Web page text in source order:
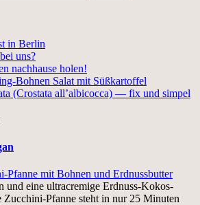
in Berlin
uns?
nachhause holen!
Bohnen Salat mit Süßkartoffel
(Crostata all’albicocca) — fix und simpel
Pfanne mit Bohnen und Erdnussbutter
und eine ultracremige Erdnuss-Kokos-
Zucchini-Pfanne steht in nur 25 Minuten